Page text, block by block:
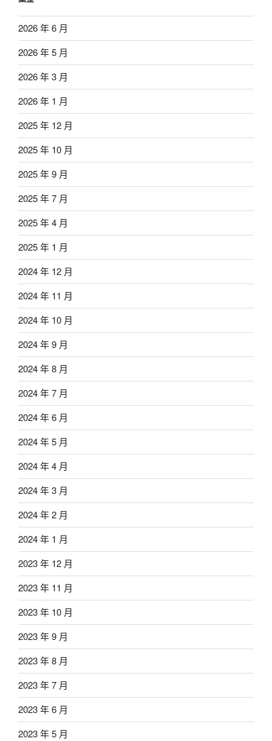
2026 年 6 月
2026 年 5 月
2026 年 3 月
2026 年 1 月
2025 年 12 月
2025 年 10 月
2025 年 9 月
2025 年 7 月
2025 年 4 月
2025 年 1 月
2024 年 12 月
2024 年 11 月
2024 年 10 月
2024 年 9 月
2024 年 8 月
2024 年 7 月
2024 年 6 月
2024 年 5 月
2024 年 4 月
2024 年 3 月
2024 年 2 月
2024 年 1 月
2023 年 12 月
2023 年 11 月
2023 年 10 月
2023 年 9 月
2023 年 8 月
2023 年 7 月
2023 年 6 月
2023 年 5 月